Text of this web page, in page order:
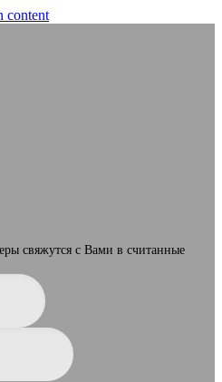
content
свяжутся с Вами в считанные